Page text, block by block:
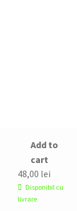
Add to
cart
48,00 lei
Disponibil cu
livrare